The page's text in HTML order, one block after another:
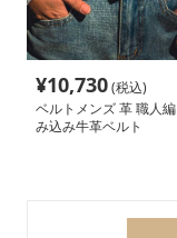
¥10,730(税込)
ベルトメンズ 革 職人編
み込み牛革ベルト